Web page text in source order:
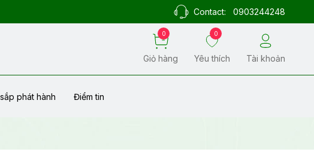
Contact: 0903244248
0
Giỏ hàng
0
Yêu thích Tài khoản
phát hành Điểm tin